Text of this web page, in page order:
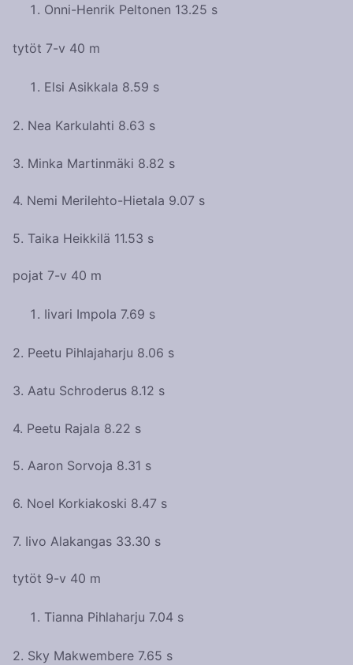
Onni-Henrik Peltonen 13.25 s
tytöt 7-v 40 m
Elsi Asikkala 8.59 s
2. Nea Karkulahti 8.63 s
3. Minka Martinmäki 8.82 s
4. Nemi Merilehto-Hietala 9.07 s
5. Taika Heikkilä 11.53 s
pojat 7-v 40 m
Iivari Impola 7.69 s
2. Peetu Pihlajaharju 8.06 s
3. Aatu Schroderus 8.12 s
4. Peetu Rajala 8.22 s
5. Aaron Sorvoja 8.31 s
6. Noel Korkiakoski 8.47 s
7. Iivo Alakangas 33.30 s
tytöt 9-v 40 m
Tianna Pihlaharju 7.04 s
2. Sky Makwembere 7.65 s